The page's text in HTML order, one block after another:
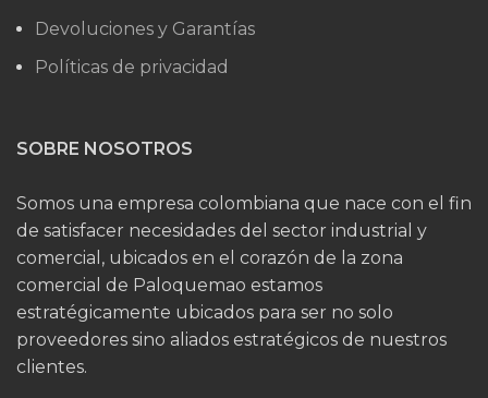
Devoluciones y Garantías
Políticas de privacidad
SOBRE NOSOTROS
Somos una empresa colombiana que nace con el fin
de satisfacer necesidades del sector industrial y
comercial, ubicados en el corazón de la zona
comercial de Paloquemao estamos
estratégicamente ubicados para ser no solo
proveedores sino aliados estratégicos de nuestros
clientes.